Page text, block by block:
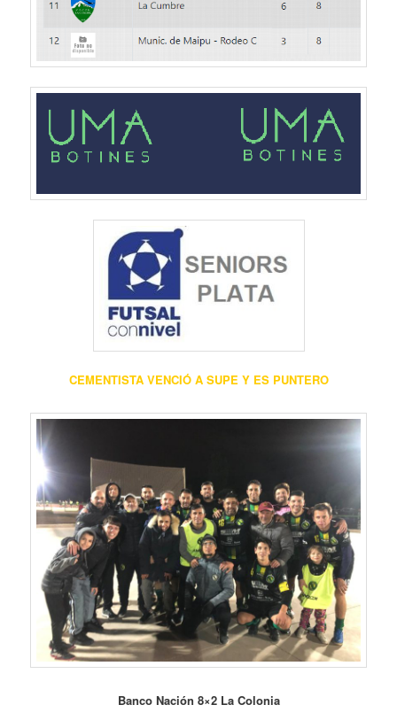
CEMENTISTA VENCIÓ A SUPE Y ES PUNTERO
Banco Nación 8×2 La Colonia